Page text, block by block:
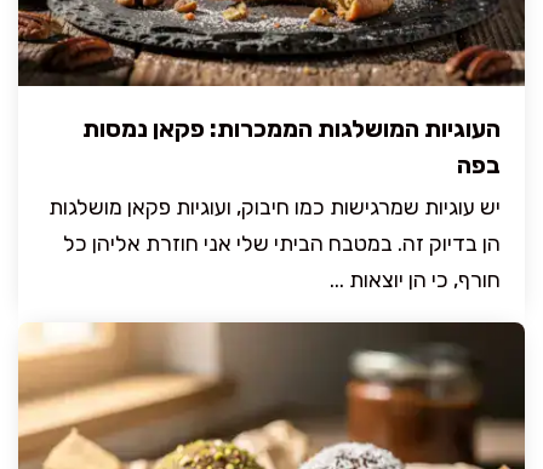
העוגיות המושלגות הממכרות: פקאן נמסות
בפה
יש עוגיות שמרגישות כמו חיבוק, ועוגיות פקאן מושלגות
הן בדיוק זה. במטבח הביתי שלי אני חוזרת אליהן כל
חורף, כי הן יוצאות ...